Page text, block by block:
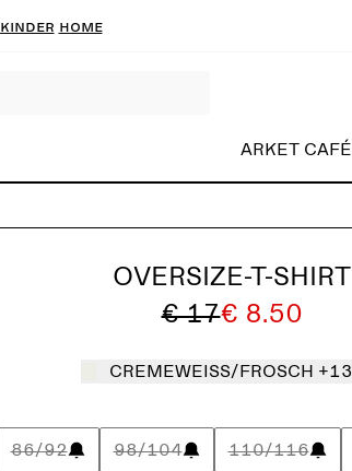
KINDER HOME
ARKET CAFÉ
OVERSIZE-T-SHIRT
€ 17€ 8.50
CREMEWEISS/FROSCH +13
86/92 98/104 110/116